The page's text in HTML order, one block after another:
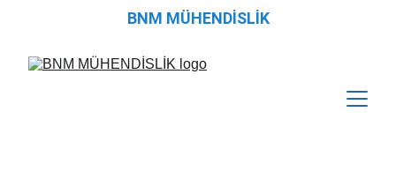
BNM MÜHENDİSLİK